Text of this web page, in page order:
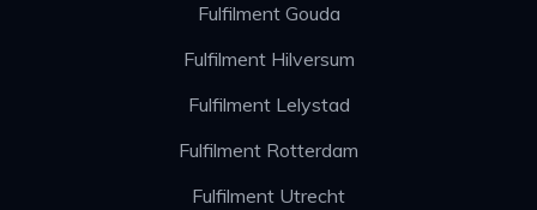
Fulfilment Gouda
Fulfilment Hilversum
Fulfilment Lelystad
Fulfilment Rotterdam
Fulfilment Utrecht